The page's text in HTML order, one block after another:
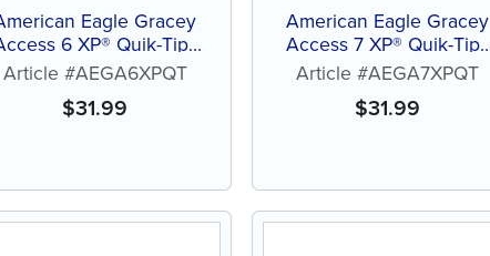
Eagle Gracey
6 XP® Quik-Tip™
sans affûtage
Article #AEGA6XPQT
$31.99
American Eagle Gracey
Access 7 XP® Quik-Tip™
sans affûtage
Article #AEGA7XPQT
$31.99